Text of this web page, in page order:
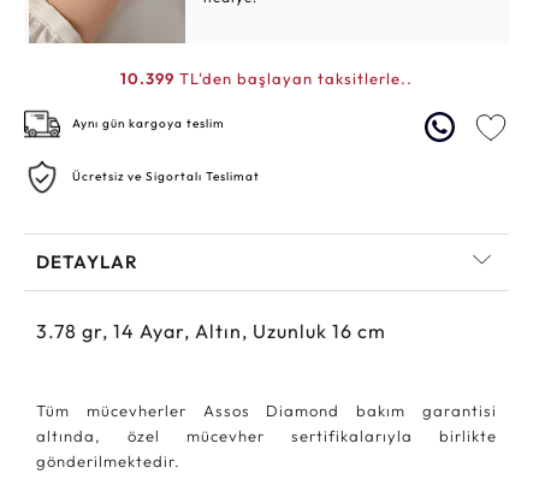
10.399 TL'den başlayan taksitlerle..
Aynı gün kargoya teslim
Ücretsiz ve Sigortalı Teslimat
DETAYLAR
3.78 gr, 14 Ayar, Altın, Uzunluk 16 cm
Tüm mücevherler Assos Diamond bakım garantisi
altında, özel mücevher sertifikalarıyla birlikte
gönderilmektedir.